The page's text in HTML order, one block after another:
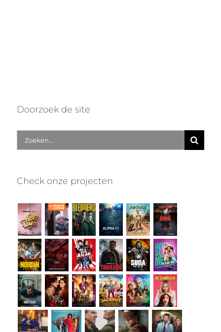
Doorzoek de site
Zoek
naar:
Check onze projecten